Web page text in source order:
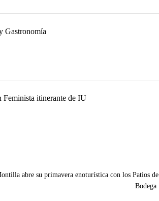
Gastronomía
Feminista itinerante de IU
abre su primavera enoturística con los Patios de
Bodega